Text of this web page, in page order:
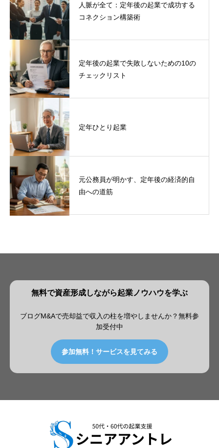
人脈が全て：定年後の起業で成功する
コネクション構築術
定年後の起業で失敗しないための10の
チェックリスト
定年ひとり起業
元公務員が明かす、定年後の経済的自
由への道筋
無料で資産形成しながら起業ノウハウを学ぶ
ブログM&Aで売却益で収入の柱を増やしませんか？無料参
加受付中
参加無料！サービスを見てみる